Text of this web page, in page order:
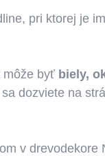
pri ktorej je
môže byť biely,
dozviete na
v drevodekore